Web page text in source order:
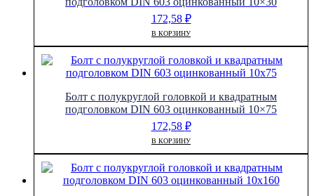
172,58 ₽
В КОРЗИНУ
Болт с полукруглой головкой и квадратным
подголовком DIN 603 оцинкованный 10×75
172,58 ₽
В КОРЗИНУ